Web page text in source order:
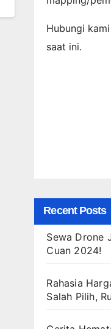
Hubungi
saat ini.
Recent Posts
Sewa Drone
Cuan 2024!
Rahasia
Salah Pilih,